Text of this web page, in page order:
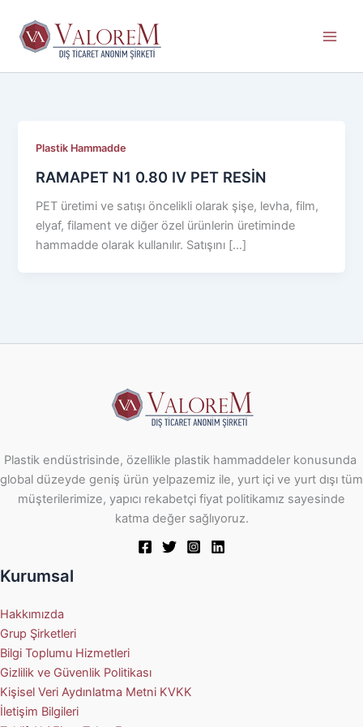
Plastik Hammadde
RAMAPET N1 0.80 IV PET RESİN
PET üretimi ve satışı öncelikli olarak şişe, levha, film,
elyaf, filament ve diğer özel ürünlerin üretiminde
hammadde olarak kullanılır. Satışını […]
Plastik endüstrisinde, özellikle plastik hammaddeler konusunda
global düzeyde geniş ürün yelpazemiz ile, yurt içi ve yurt dışı tüm
müşterilerimize, yapıcı rekabetçi fiyat politikamız sayesinde
katma değer sağlıyoruz.
Kurumsal
Hakkımızda
Grup Şirketleri
Bilgi Toplumu Hizmetleri
Gizlilik ve Güvenlik Politikası
Kişisel Veri Aydınlatma Metni KVKK
İletişim Bilgileri